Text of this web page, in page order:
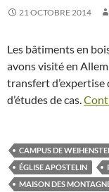
21 OCTOBRE 2014
Les bâtiments en
avons visité en
transfert
d’études de cas.
CAMPUS DE
ÉGLISE APOSTELIN
MAISON DES